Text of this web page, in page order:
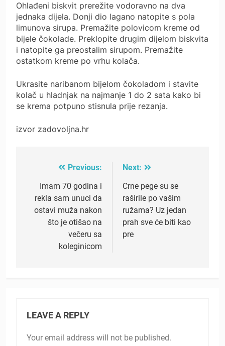
Ohlađeni biskvit prerežite vodoravno na dva
jednaka dijela. Donji dio lagano natopite s pola
limunova sirupa. Premažite polovicom kreme od
bijele čokolade. Preklopite drugim dijelom biskvita
i natopite ga preostalim sirupom. Premažite
ostatkom kreme po vrhu kolača.
Ukrasite naribanom bijelom čokoladom i stavite
kolač u hladnjak na najmanje 1 do 2 sata kako bi
se krema potpuno stisnula prije rezanja.
izvor zadovoljna.hr
navigation
Previous:
Imam 70 godina i
rekla sam unuci da
ostavi muža nakon
što je otišao na
večeru sa
koleginicom
Next:
Crne pege su se
raširile po vašim
ružama? Uz jedan
prah sve će biti kao
pre
LEAVE A REPLY
Your email address will not be published.